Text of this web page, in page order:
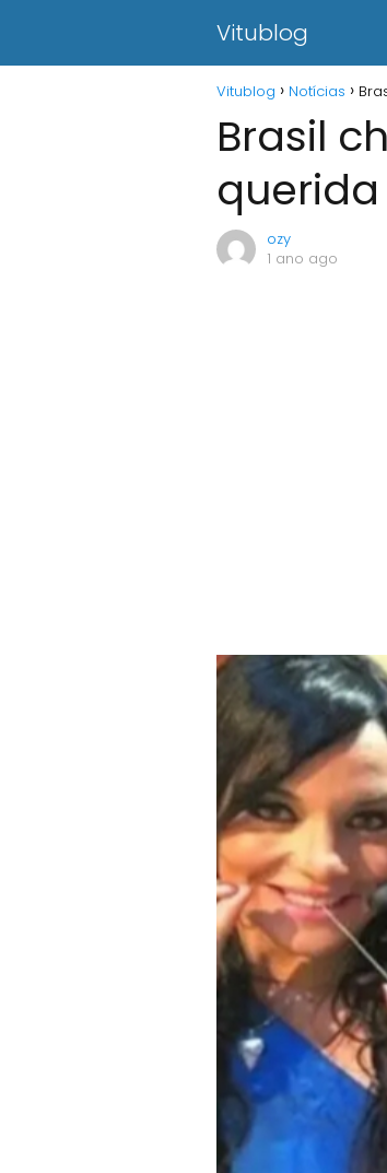
Vitublog
Vitublog Notícias
Brasil
ozy
1 ano ago